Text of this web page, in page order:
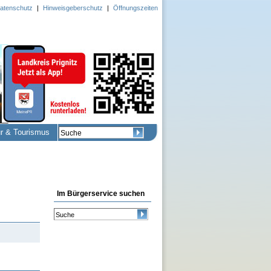
Im Bürgerservice suchen
| Hinweisgeberschutz | Öffnungszeiten
& Tourismus